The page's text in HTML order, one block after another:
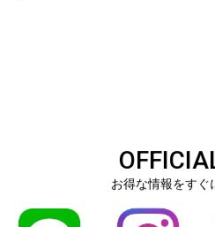
お得な情報をすぐ